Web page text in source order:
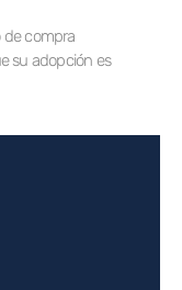
de compra
su adopción es